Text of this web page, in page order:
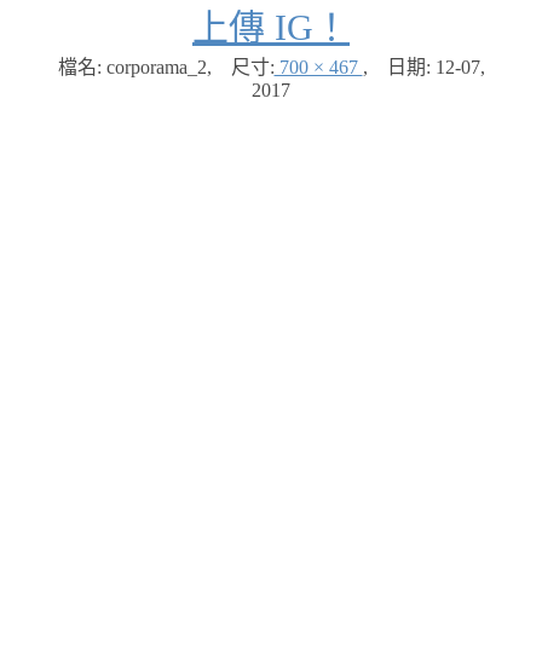
上傳 IG！
檔名: corporama_2, 尺寸: 700 × 467 , 日期: 12-07,
2017